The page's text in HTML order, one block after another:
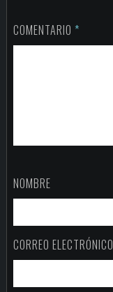
COMENTARIO *
NOMBRE
CORREO ELECTRÓNICO